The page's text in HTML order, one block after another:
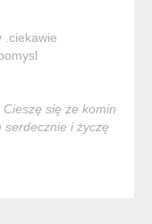
.ciekawie
się że komin
serdecznie i życzę